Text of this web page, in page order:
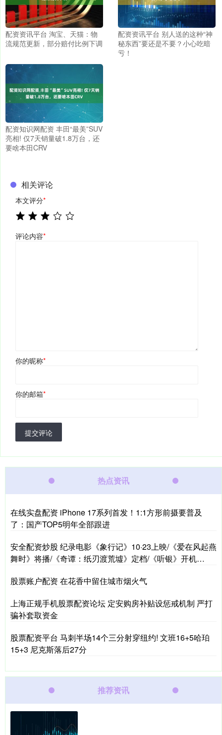
配资资讯平台 淘宝、天猫：物
流规范更新，部分赔付比例下调
配资资讯平台 别人送的这种“神
秘东西”要还是不要？小心吃暗
亏！
配资知识网配资 丰田“最美”SUV
亮相! 仅7天销量破1.8万台，还
要啥本田CRV
相关评论
本文评分*
评论内容*
你的昵称*
你的邮箱*
提交评论
热点资讯
在线实盘配资 iPhone 17系列首发！1:1方形前摄要普及
了：国产TOP5明年全部跟进
安全配资炒股 纪录电影《象行记》10·23上映/《爱在风起燕
舞时》将播/《奇谭：纸刃渡荒墟》定档/《听银》开机…
股票账户配资 在花香中留住城市烟火气
上海正规手机股票配资论坛 定安购房补贴设惩戒机制 严打
骗补套取资金
股票配资平台 马刺半场14个三分射穿纽约! 文班16+5哈珀
15+3 尼克斯落后27分
推荐资讯